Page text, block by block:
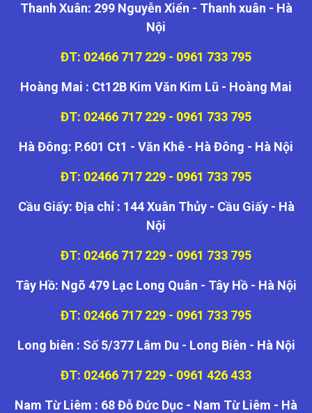
Thanh Xuân: 299 Nguyễn Xiển - Thanh xuân - Hà
Nội
ĐT: 02466 717 229 - 0961 733 795
Hoàng Mai : Ct12B Kim Văn Kim Lũ - Hoàng Mai
ĐT: 02466 717 229 - 0961 733 795
Hà Đông: P.601 Ct1 - Văn Khê - Hà Đông - Hà Nội
ĐT: 02466 717 229 - 0961 733 795
Cầu Giấy: Địa chỉ : 144 Xuân Thủy - Cầu Giấy - Hà
Nội
ĐT: 02466 717 229 - 0961 733 795
Tây Hồ: Ngõ 479 Lạc Long Quân - Tây Hồ - Hà Nội
ĐT: 02466 717 229 - 0961 733 795
Long biên : Số 5/377 Lâm Du - Long Biên - Hà Nội
ĐT: 02466 717 229 - 0961 426 433
Nam Từ Liêm : 68 Đỗ Đức Dục - Nam Từ Liêm - Hà